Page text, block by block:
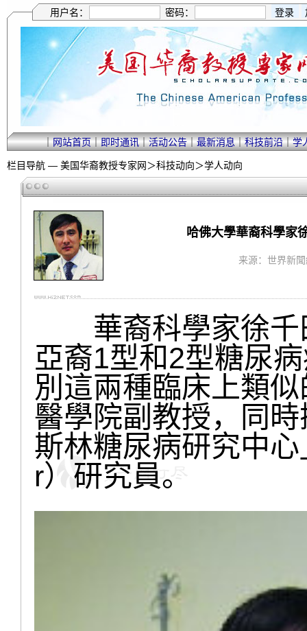
用户名： 密码：
｜网站首页｜即时通讯｜活动公告｜最新消息｜科技前沿｜学
栏目导航 — 美国华裔教授专家网＞科技动向＞学人动向
哈佛大學華裔科學家
来源：世界新
華裔科學家徐千
亞裔1型和2型糖尿
別這兩種臨床上類
醫學院副教授，同
斯林糖尿病研究中
r）研究員。